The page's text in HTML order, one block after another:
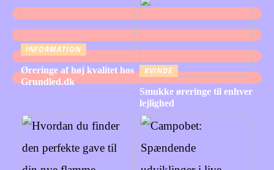
INFORMATION
Øreringe af høj kvalitet hos
Grundled.dk
KVINDE
Smukke øreringe til enhver
lejlighed